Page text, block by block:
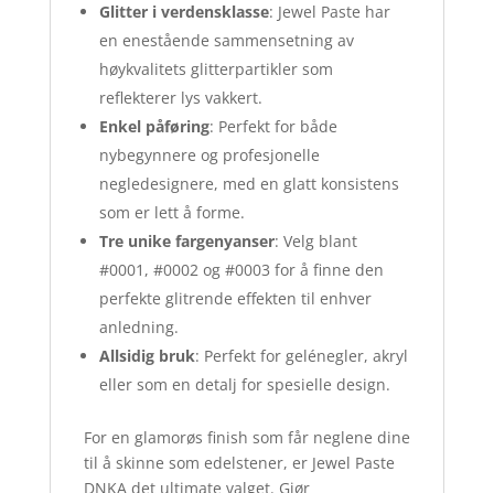
Glitter i verdensklasse: Jewel Paste har
en enestående sammensetning av
høykvalitets glitterpartikler som
reflekterer lys vakkert.
Enkel påføring: Perfekt for både
nybegynnere og profesjonelle
negledesignere, med en glatt konsistens
som er lett å forme.
Tre unike fargenyanser: Velg blant
#0001, #0002 og #0003 for å finne den
perfekte glitrende effekten til enhver
anledning.
Allsidig bruk: Perfekt for gelénegler, akryl
eller som en detalj for spesielle design.
For en glamorøs finish som får neglene dine
til å skinne som edelstener, er Jewel Paste
DNKA det ultimate valget. Gjør